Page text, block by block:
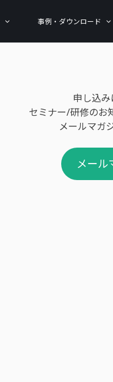
事例・ダウンロード
申し込み
セミナー/研修のお
メールマガ
メール